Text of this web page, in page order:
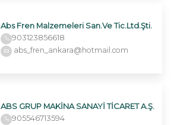
Abs Fren Malzemeleri San.Ve Tic.Ltd.Şti.
903123856618
abs_fren_ankara@hotmail.com
ABS GRUP MAKİNA SANAYİ TİCARET A.Ş.
905546713594